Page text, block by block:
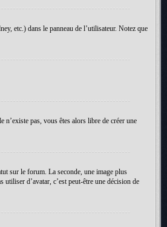
etc.) dans le panneau de l’utilisateur. Notez que
n’existe pas, vous êtes alors libre de créer une
sur le forum. La seconde, une image plus
d’avatar, c’est peut-être une décision de